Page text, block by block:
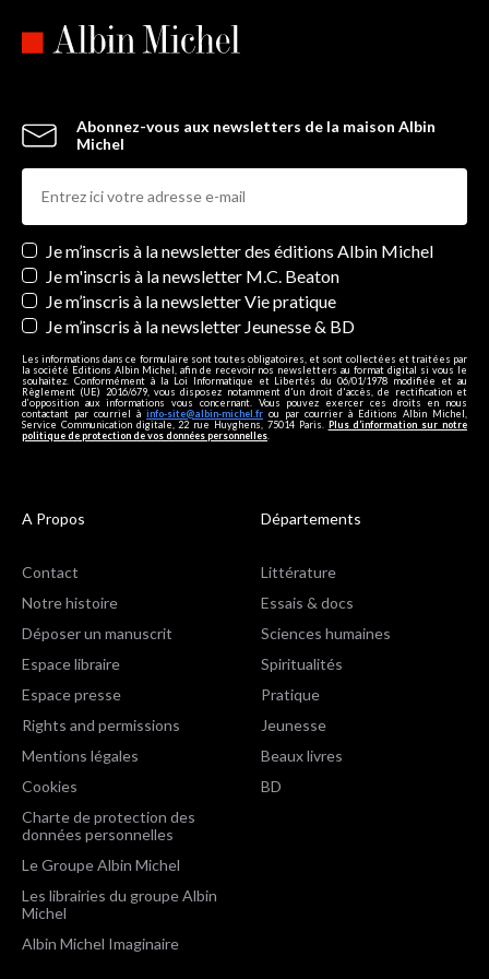
Abonnez-vous aux newsletters de la maison Albin
Michel
Newsletters
Je m’inscris à la newsletter des éditions Albin Michel
Je m'inscris à la newsletter M.C. Beaton
Je m’inscris à la newsletter Vie pratique
Je m’inscris à la newsletter Jeunesse & BD
Les informations dans ce formulaire sont toutes obligatoires, et sont collectées et traitées par
la société Editions Albin Michel, afin de recevoir nos newsletters au format digital si vous le
souhaitez. Conformément à la Loi Informatique et Libertés du 06/01/1978 modifiée et au
Règlement (UE) 2016/679, vous disposez notamment d'un droit d'accès, de rectification et
d’opposition aux informations vous concernant. Vous pouvez exercer ces droits en nous
contactant par courriel à info-site@albin-michel.fr ou par courrier à Editions Albin Michel,
Service Communication digitale, 22 rue Huyghens, 75014 Paris. Plus d’information sur notre
politique de protection de vos données personnelles
A Propos
Contact
Notre histoire
Déposer un manuscrit
Espace libraire
Espace presse
Rights and permissions
Mentions légales
Cookies
Charte de protection des
données personnelles
Le Groupe Albin Michel
Les librairies du groupe Albin
Michel
Albin Michel Imaginaire
Départements
Littérature
Essais & docs
Sciences humaines
Spiritualités
Pratique
Jeunesse
Beaux livres
BD